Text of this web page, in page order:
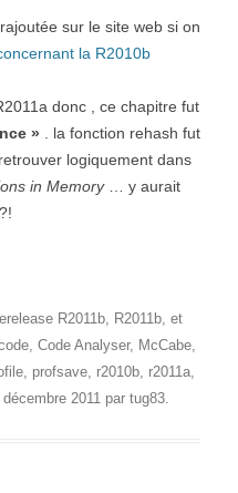
sur le site web si on
la R2010b
donc , ce chapitre fut
» . la fonction rehash fut
logiquement dans
in Memory… y aurait
R2011b, R2011b, et
, Code Analyser, McCabe,
, profsave, r2010b, r2011a,
décembre 2011 par tug83.